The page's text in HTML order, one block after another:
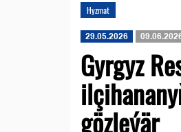
Hyzmat
29.05.2026
Gyrgyz
gözleýär